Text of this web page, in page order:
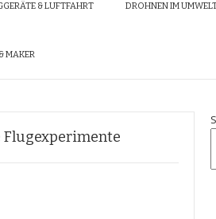
& LUFTFAHRT DROHNEN IM
MAKER
Flugexperimente